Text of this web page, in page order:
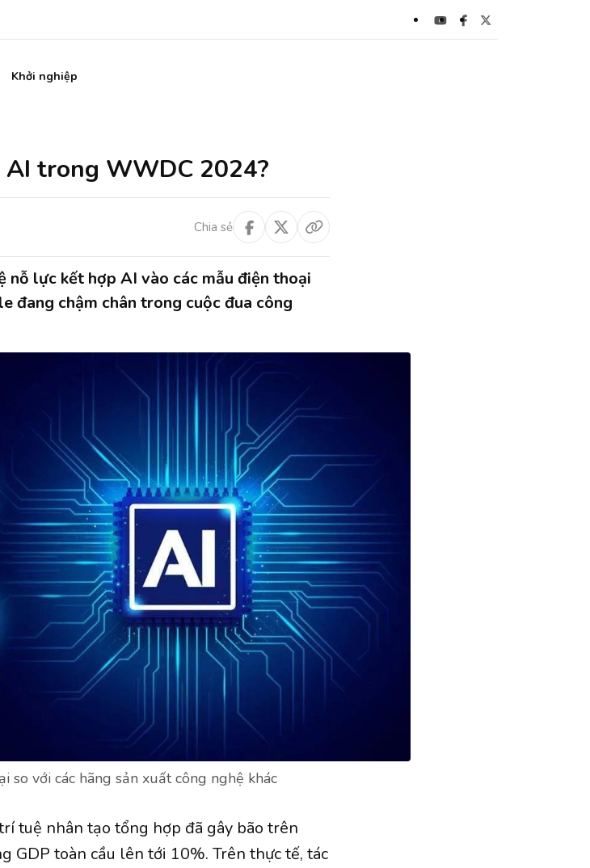
Khởi nghiệp
trong WWDC 2024?
Chia sẻ
nỗ lực kết hợp AI vào các mẫu điện thoại
đang chậm chân trong cuộc đua công
so với các hãng sản xuất công nghệ khác
tuệ nhân tạo tổng hợp đã gây bão trên
GDP toàn cầu lên tới 10%. Trên thực tế, tác